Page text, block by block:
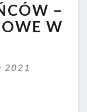
–
W
2021